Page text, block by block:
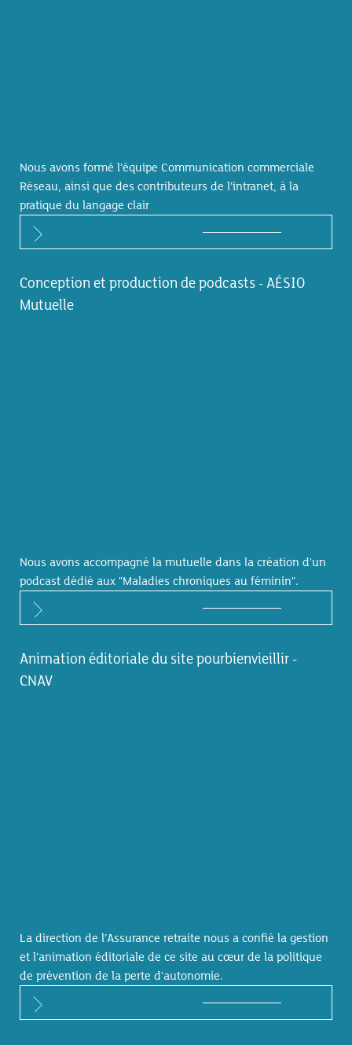
Nous avons formé l’équipe Communication commerciale
Réseau, ainsi que des contributeurs de l’intranet, à la
pratique du langage clair
Conception et production de podcasts - AÉSIO
Mutuelle
Nous avons accompagné la mutuelle dans la création d'un
podcast dédié aux "Maladies chroniques au féminin".
Animation éditoriale du site pourbienvieillir -
CNAV
La direction de l’Assurance retraite nous a confié la gestion
et l’animation éditoriale de ce site au cœur de la politique
de prévention de la perte d'autonomie.